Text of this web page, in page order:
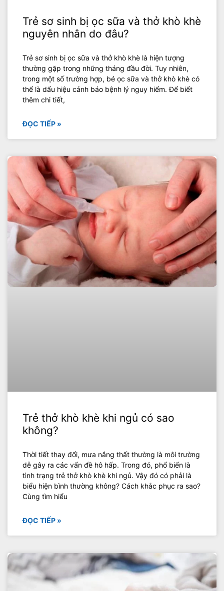
Trẻ sơ sinh bị ọc sữa và thở khò khè
nguyên nhân do đâu?
Trẻ sơ sinh bị ọc sữa và thở khò khè là hiện tượng
thường gặp trong những tháng đầu đời. Tuy nhiên,
trong một số trường hợp, bé ọc sữa và thở khò khè có
thể là dấu hiệu cảnh báo bệnh lý nguy hiểm. Để biết
thêm chi tiết,
ĐỌC TIẾP »
Trẻ thở khò khè khi ngủ có sao
không?
Thời tiết thay đổi, mưa nắng thất thường là môi trường
dễ gây ra các vấn đề hô hấp. Trong đó, phổ biến là
tình trạng trẻ thở khò khè khi ngủ. Vậy đó có phải là
biểu hiện bình thường không? Cách khắc phục ra sao?
Cùng tìm hiểu
ĐỌC TIẾP »